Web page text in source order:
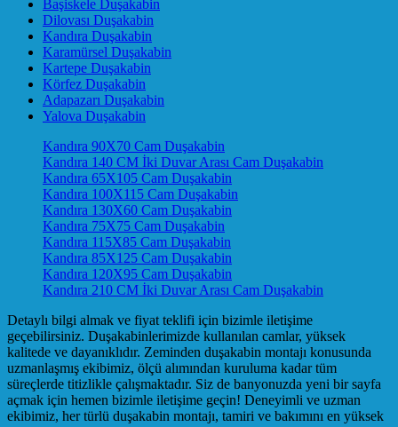
Başiskele Duşakabin
Dilovası Duşakabin
Kandıra Duşakabin
Karamürsel Duşakabin
Kartepe Duşakabin
Körfez Duşakabin
Adapazarı Duşakabin
Yalova Duşakabin
Kandıra 90X70 Cam Duşakabin
Kandıra 140 CM İki Duvar Arası Cam Duşakabin
Kandıra 65X105 Cam Duşakabin
Kandıra 100X115 Cam Duşakabin
Kandıra 130X60 Cam Duşakabin
Kandıra 75X75 Cam Duşakabin
Kandıra 115X85 Cam Duşakabin
Kandıra 85X125 Cam Duşakabin
Kandıra 120X95 Cam Duşakabin
Kandıra 210 CM İki Duvar Arası Cam Duşakabin
Detaylı bilgi almak ve fiyat teklifi için bizimle iletişime
geçebilirsiniz. Duşakabinlerimizde kullanılan camlar, yüksek
kalitede ve dayanıklıdır. Zeminden duşakabin montajı konusunda
uzmanlaşmış ekibimiz, ölçü alımından kuruluma kadar tüm
süreçlerde titizlikle çalışmaktadır. Siz de banyonuzda yeni bir sayfa
açmak için hemen bizimle iletişime geçin! Deneyimli ve uzman
ekibimiz, her türlü duşakabin montajı, tamiri ve bakımını en yüksek